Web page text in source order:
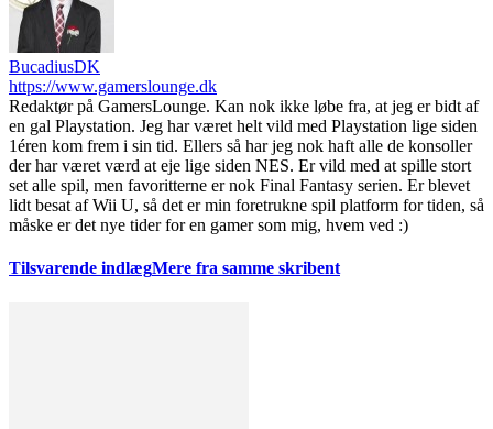
BucadiusDK
https://www.gamerslounge.dk
Redaktør på GamersLounge. Kan nok ikke løbe fra, at jeg er bidt af
en gal Playstation. Jeg har været helt vild med Playstation lige siden
1éren kom frem i sin tid. Ellers så har jeg nok haft alle de konsoller
der har været værd at eje lige siden NES. Er vild med at spille stort
set alle spil, men favoritterne er nok Final Fantasy serien. Er blevet
lidt besat af Wii U, så det er min foretrukne spil platform for tiden, så
måske er det nye tider for en gamer som mig, hvem ved :)
Tilsvarende indlægMere fra samme skribent